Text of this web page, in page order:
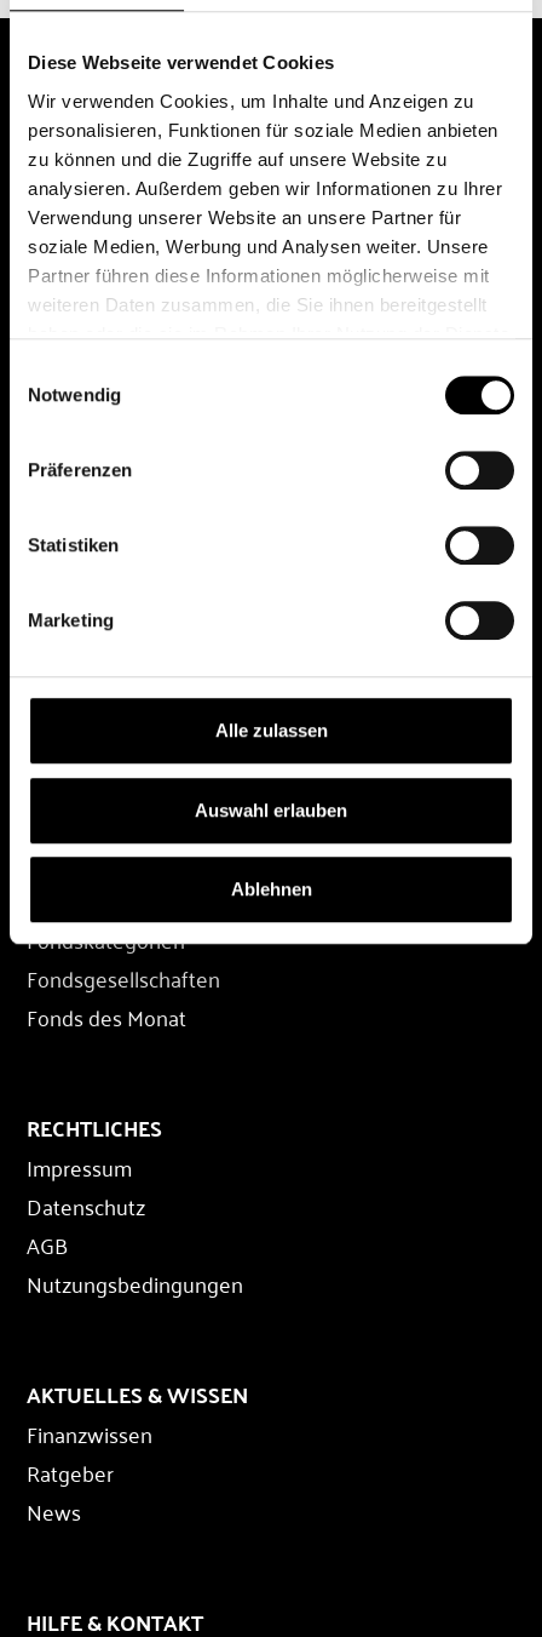
Diese Webseite verwendet Cookies
Wir verwenden Cookies, um Inhalte und Anzeigen zu
personalisieren, Funktionen für soziale Medien anbieten
zu können und die Zugriffe auf unsere Website zu
analysieren. Außerdem geben wir Informationen zu Ihrer
Verwendung unserer Website an unsere Partner für
soziale Medien, Werbung und Analysen weiter. Unsere
Partner führen diese Informationen möglicherweise mit
weiteren Daten zusammen, die Sie ihnen bereitgestellt
Notwendig
Präferenzen
Statistiken
Marketing
Alle zulassen
Auswahl erlauben
Ablehnen
Das erste Depot in Österreich mit 0€ Kontoführung,
0€ Ausgabeaufschlag und 0€ Depotgebühren bei
knapp 2000 Fonds und 0€ Orderspesen.
All rights reserved.
Depot eröffnen
Depot übertragen
Konditionen
FONDS
Fondskategorien
Fondsgesellschaften
Fonds des Monat
RECHTLICHES
Impressum
Datenschutz
AGB
Nutzungsbedingungen
AKTUELLES & WISSEN
Finanzwissen
Ratgeber
News
HILFE & KONTAKT